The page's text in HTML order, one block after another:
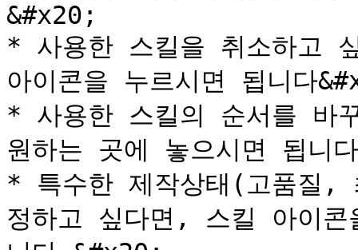
&#x20;
* 사용한 스킬을 취소하고
아이콘을 누르시면 됩니다
* 사용한 스킬의 순서를 바
원하는 곳에 놓으시면 됩니다
* 특수한 제작상태(고품질,
정하고 싶다면, 스킬 아이콘